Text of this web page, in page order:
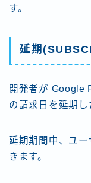
す。
延期
開発者が Google
の請求日を延期し
延期期間中、ユ
きます。